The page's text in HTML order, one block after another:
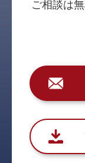
ご相談は